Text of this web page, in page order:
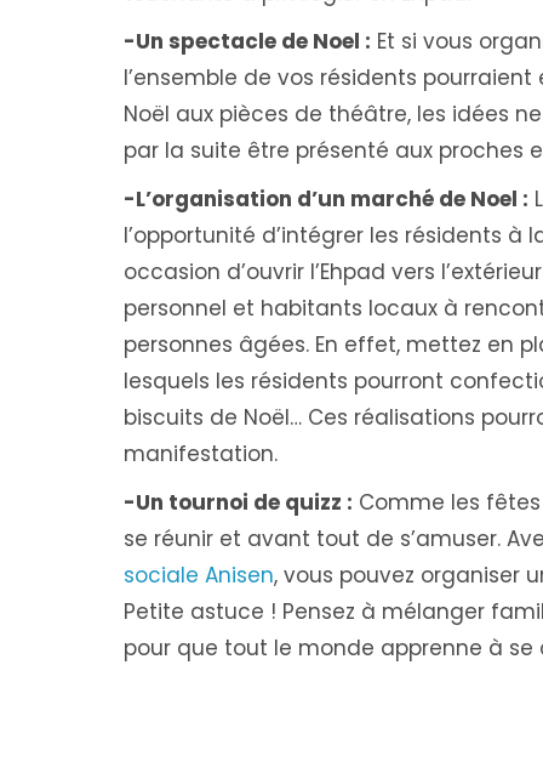
-Un spectacle de Noel : Et si vous
l’ensemble de vos résidents
Noël aux pièces de théâtre, les idées
par la suite être présenté aux proches
-L’organisation d’un marché de Noel :
l’opportunité d’intégrer les résidents à
occasion d’ouvrir l’Ehpad vers
personnel et habitants locaux à
personnes âgées. En effet, mettez en
lesquels les résidents pourront
biscuits de Noël… Ces réalisations
manifestation.
-Un tournoi de quizz : Comme les
se réunir et avant tout de s’amuser.
sociale Anisen, vous pouvez organiser
Petite astuce ! Pensez à mélanger
pour que tout le monde apprenne à se